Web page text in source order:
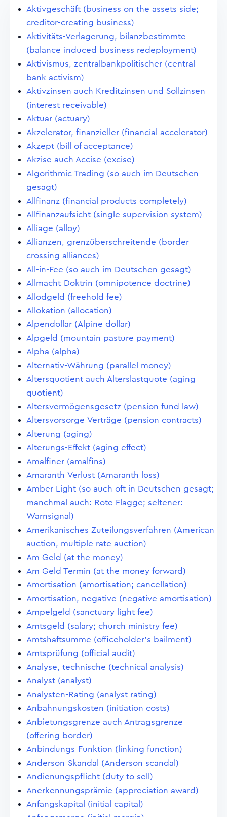
Aktivgeschäft (business on the assets side;
creditor-creating business)
Aktivitäts-Verlagerung, bilanzbestimmte
(balance-induced business redeployment)
Aktivismus, zentralbankpolitischer (central
bank activism)
Aktivzinsen auch Kreditzinsen und Sollzinsen
(interest receivable)
Aktuar (actuary)
Akzelerator, finanzieller (financial accelerator)
Akzept (bill of acceptance)
Akzise auch Accise (excise)
Algorithmic Trading (so auch im Deutschen
gesagt)
Allfinanz (financial products completely)
Allfinanzaufsicht (single supervision system)
Alliage (alloy)
Allianzen, grenzüberschreitende (border-
crossing alliances)
All-in-Fee (so auch im Deutschen gesagt)
Allmacht-Doktrin (omnipotence doctrine)
Allodgeld (freehold fee)
Allokation (allocation)
Alpendollar (Alpine dollar)
Alpgeld (mountain pasture payment)
Alpha (alpha)
Alternativ-Währung (parallel money)
Altersquotient auch Alterslastquote (aging
quotient)
Altersvermögensgesetz (pension fund law)
Altersvorsorge-Verträge (pension contracts)
Alterung (aging)
Alterungs-Effekt (aging effect)
Amalfiner (amalfins)
Amaranth-Verlust (Amaranth loss)
Amber Light (so auch oft in Deutschen gesagt;
manchmal auch: Rote Flagge; seltener:
Warnsignal)
Amerikanisches Zuteilungsverfahren (American
auction, multiple rate auction)
Am Geld (at the money)
Am Geld Termin (at the money forward)
Amortisation (amortisation; cancellation)
Amortisation, negative (negative amortisation)
Ampelgeld (sanctuary light fee)
Amtsgeld (salary; church ministry fee)
Amtshaftsumme (officeholder's bailment)
Amtsprüfung (official audit)
Analyse, technische (technical analysis)
Analyst (analyst)
Analysten-Rating (analyst rating)
Anbahnungskosten (initiation costs)
Anbietungsgrenze auch Antragsgrenze
(offering border)
Anbindungs-Funktion (linking function)
Anderson-Skandal (Anderson scandal)
Andienungspflicht (duty to sell)
Anerkennungsprämie (appreciation award)
Anfangskapital (initial capital)